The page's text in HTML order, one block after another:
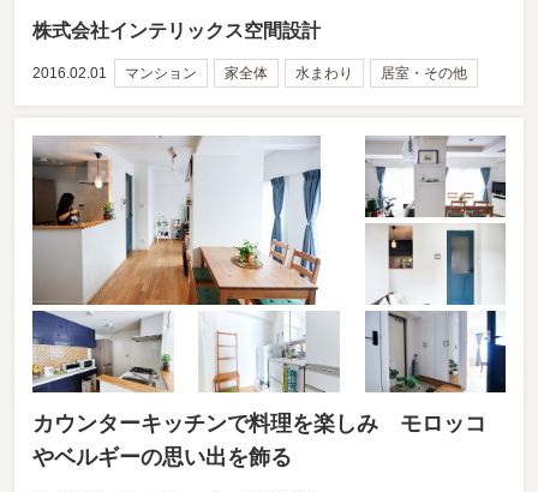
株式会社インテリックス空間設計
2016.02.01 マンション 家全体 水まわり 居室・その他
カウンターキッチンで料理を楽しみ モロッコ
やベルギーの思い出を飾る